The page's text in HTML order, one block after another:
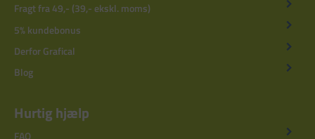
Fragt fra 49,- (39,- ekskl. moms)
5% kundebonus
Derfor Grafical
Blog
Hurtig hjælp